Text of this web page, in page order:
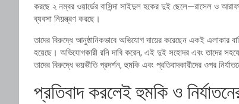
করছে ২ নম্বর ওয়ার্ডের বাসিন্দা সাইদুল হকের দুই ছেলে—রাসেল ও
ব্যবসা নিয়ন্ত্রণ করছে।
তাদের বিরুদ্ধে আনুষ্ঠানিকভাবে অভিযোগ দায়ের করেছেন একই এলাকার
হয়েছে। অভিযোগকারী রনি দাবি করেন, এই দুই সহোদর এবং তাদের
তাদের বিরুদ্ধে ভয়ভীতি প্রদর্শন, হুমকি এবং প্রতিবাদকারীদের ওপর
প্রতিবাদ করলেই হুমকি ও